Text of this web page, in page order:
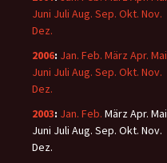
Juni Juli Aug. Sep. Okt. Nov.
Dez.
2006: Jan. Feb. März Apr. Mai
Juni Juli Aug. Sep. Okt. Nov.
Dez.
2003: Jan. Feb. MärzApr. Mai
Juni Juli Aug. Sep. Okt. Nov.
Dez.